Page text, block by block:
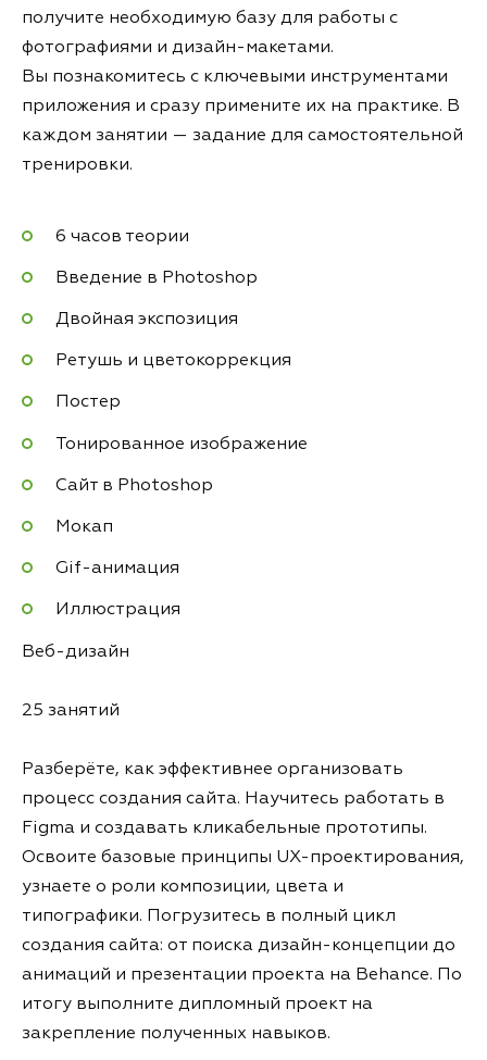
получите необходимую базу для работы с
фотографиями и дизайн-макетами.
Вы познакомитесь с ключевыми инструментами
приложения и сразу примените их на практике. В
каждом занятии — задание для самостоятельной
тренировки.
6 часов теории
Введение в Photoshop
Двойная экспозиция
Ретушь и цветокоррекция
Постер
Тонированное изображение
Сайт в Photoshop
Мокап
Gif-анимация
Иллюстрация
Веб-дизайн
25 занятий
Разберёте, как эффективнее организовать
процесс создания сайта. Научитесь работать в
Figma и создавать кликабельные прототипы.
Освоите базовые принципы UX-проектирования,
узнаете о роли композиции, цвета и
типографики. Погрузитесь в полный цикл
создания сайта: от поиска дизайн-концепции до
анимаций и презентации проекта на Behance. По
итогу выполните дипломный проект на
закрепление полученных навыков.